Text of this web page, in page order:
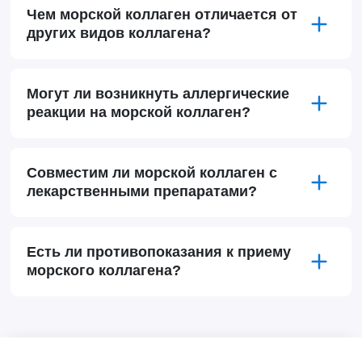
Чем морской коллаген отличается от
других видов коллагена?
Могут ли возникнуть аллергические
реакции на морской коллаген?
Совместим ли морской коллаген с
лекарственными препаратами?
Есть ли противопоказания к приему
морского коллагена?